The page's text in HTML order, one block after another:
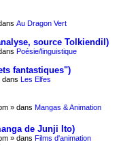
Au Dragon Vert
source Tolkiendil)
Poésie/linguistique
fantastiques")
dans Les Elfes
» dans Mangas & Animation
de Junji Ito)
» dans Films d'animation